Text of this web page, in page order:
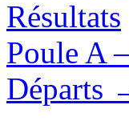
Résultats
Poule A
Départs